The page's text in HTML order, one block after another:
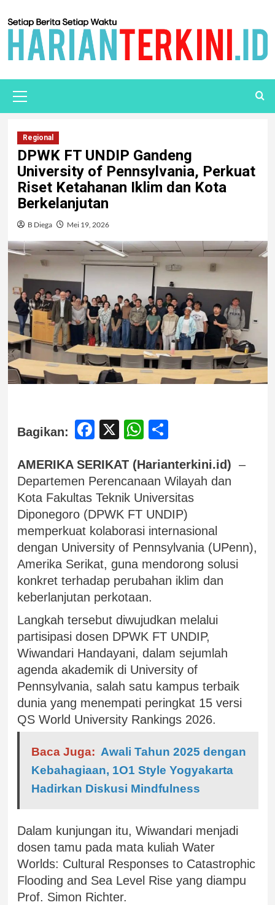
Regional
DPWK FT UNDIP Gandeng
University of Pennsylvania, Perkuat
Riset Ketahanan Iklim dan Kota
Berkelanjutan
B Diega Mei 19, 2026
Bagikan: Facebook
X WhatsApp
AMERIKA SERIKAT (Harianterkini.id) –
Departemen Perencanaan Wilayah dan
Kota Fakultas Teknik Universitas
Diponegoro (DPWK FT UNDIP)
memperkuat kolaborasi internasional
dengan University of Pennsylvania (UPenn),
Amerika Serikat, guna mendorong solusi
konkret terhadap perubahan iklim dan
keberlanjutan perkotaan.
Langkah tersebut diwujudkan melalui
partisipasi dosen DPWK FT UNDIP,
Wiwandari Handayani, dalam sejumlah
agenda akademik di University of
Pennsylvania, salah satu kampus terbaik
dunia yang menempati peringkat 15 versi
QS World University Rankings 2026.
Baca Juga: Awali Tahun 2025 dengan
Kebahagiaan, 1O1 Style Yogyakarta
Hadirkan Diskusi Mindfulness
Dalam kunjungan itu, Wiwandari menjadi
dosen tamu pada mata kuliah Water
Worlds: Cultural Responses to Catastrophic
Flooding and Sea Level Rise yang diampu
Prof. Simon Richter.